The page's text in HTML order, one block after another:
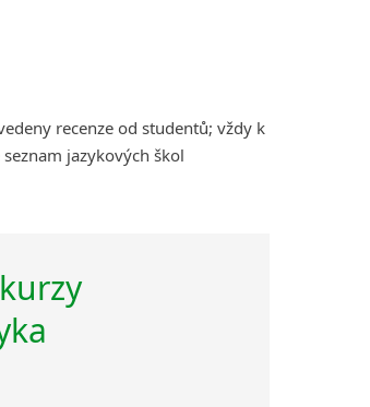
recenze od studentů; vždy k
jazykových škol